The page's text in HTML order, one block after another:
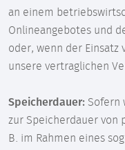
an einem
Onlineangebotes und
oder, wenn der Einsatz
unsere vertraglichen
Speicherdauer: Sofern
zur Speicherdauer von
B. im Rahmen eines